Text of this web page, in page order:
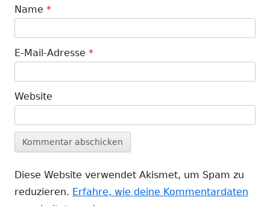
Name *
E-Mail-Adresse *
Website
Diese Website verwendet Akismet, um Spam zu
reduzieren. Erfahre, wie deine Kommentardaten